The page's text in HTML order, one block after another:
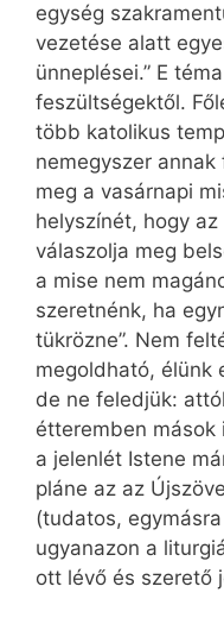
egység
vezetése alatt
ünneplései.” E
feszültségektől.
több katolikus
nemegyszer
meg a vasárnapi
helyszínét, hogy
válaszolja meg
a mise nem
szeretnénk, ha
tükrözne”. Nem
megoldható, élünk
de ne feledjük:
étteremben mások
a jelenlét Istene
pláne az az
(tudatos,
ugyanazon a
ott lévő és szerető